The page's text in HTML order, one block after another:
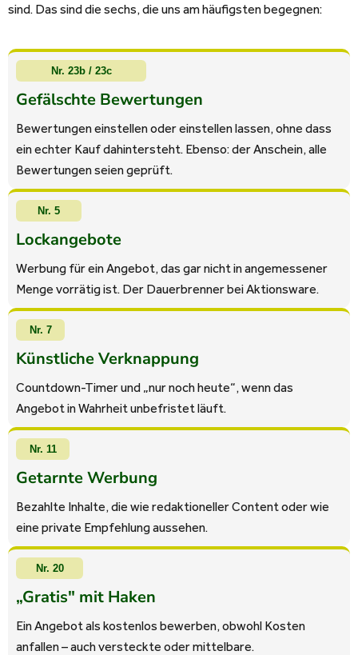
sind. Das sind die sechs, die uns am häufigsten begegnen:
Nr. 23b / 23c
Gefälschte Bewertungen
Bewertungen einstellen oder einstellen lassen, ohne dass
ein echter Kauf dahintersteht. Ebenso: der Anschein, alle
Bewertungen seien geprüft.
Nr. 5
Lockangebote
Werbung für ein Angebot, das gar nicht in angemessener
Menge vorrätig ist. Der Dauerbrenner bei Aktionsware.
Nr. 7
Künstliche Verknappung
Countdown-Timer und „nur noch heute“, wenn das
Angebot in Wahrheit unbefristet läuft.
Nr. 11
Getarnte Werbung
Bezahlte Inhalte, die wie redaktioneller Content oder wie
eine private Empfehlung aussehen.
Nr. 20
„Gratis" mit Haken
Ein Angebot als kostenlos bewerben, obwohl Kosten
anfallen – auch versteckte oder mittelbare.